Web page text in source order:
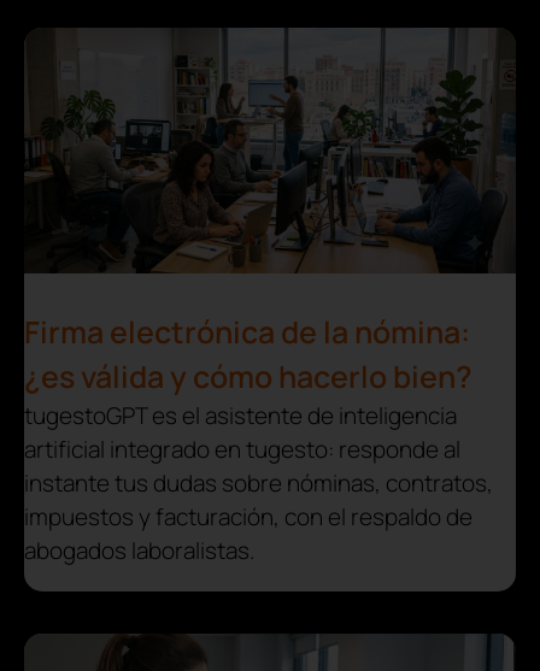
Firma electrónica de la nómina:
¿es válida y cómo hacerlo bien?
tugestoGPT es el asistente de inteligencia
artificial integrado en tugesto: responde al
instante tus dudas sobre nóminas, contratos,
impuestos y facturación, con el respaldo de
abogados laboralistas.